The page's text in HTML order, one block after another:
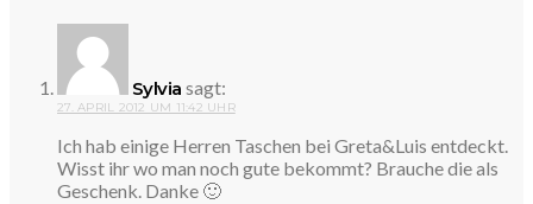
Sylvia sagt:
27. APRIL 2012 UM 11:42 UHR
Ich hab einige Herren Taschen bei Greta&Luis entdeckt.
Wisst ihr wo man noch gute bekommt? Brauche die als
Geschenk. Danke 🙂